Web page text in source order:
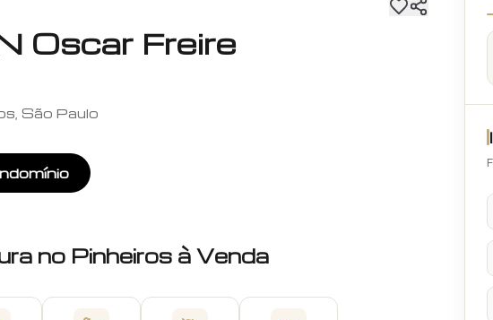
Oscar Freire
São Paulo
no Pinheiros à Venda